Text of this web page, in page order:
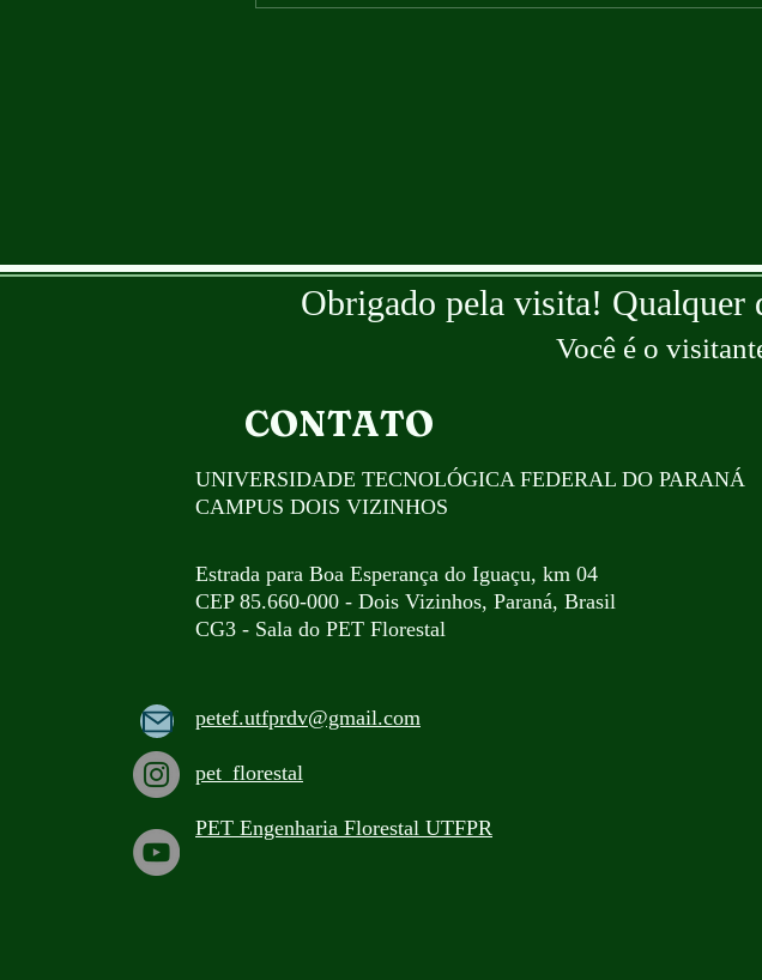
Obrigado pela visita! Qualquer
Você é o
CONTATO
UNIVERSIDADE TECNOLÓGICA FEDERAL DO PARANÁ
CAMPUS DOIS VIZINHOS
Estrada para Boa Esperança do Iguaçu, km 04
CEP 85.660-000 - Dois Vizinhos, Paraná, Brasil
CG3 - Sala do PET Florestal
petef.utfprdv@gmail.com
pet_florestal
PET Engenharia Florestal UTFPR